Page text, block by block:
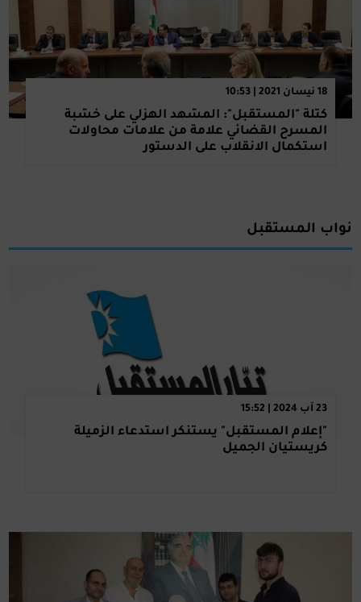
18 نيسان 2021 | 10:53
كتلة "المستقبل": المشهد الهزلي على خشبة
المسرح القضائي علامة من علامات محاولات
استكمال الانقلاب على الدستور
نواب المستقبل
23 آب 2024 | 15:52
"إعلام المستقبل" يستنكر استدعاء الزميلة
كريستيان الجميل